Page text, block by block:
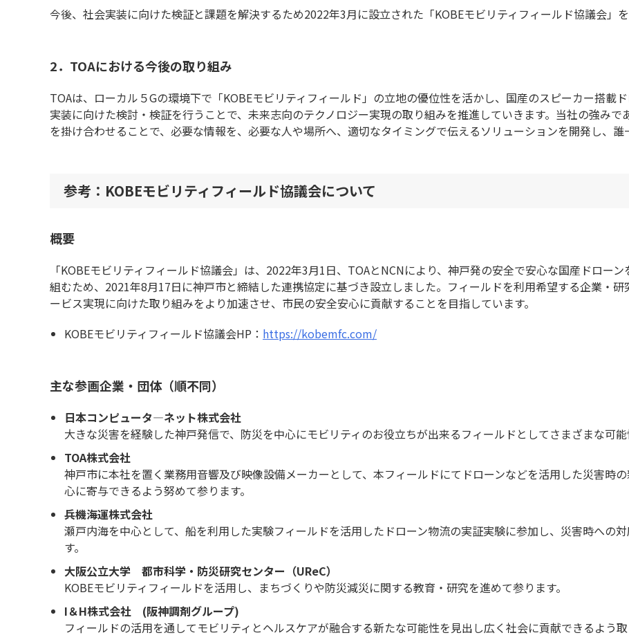
今後、社会実装に向けた検証と課題を解決するため2022年3月に設立された「KOBEモビリティフィールド協議会」を
2．TOAにおける今後の取り組み
TOAは、ローカル５Gの環境下で「KOBEモビリティフィールド」の立地の優位性を活かし、国産のスピーカー搭載
実装に向けた検討・検証を行うことで、未来志向のテクノロジー実現の取り組みを推進していきます。当社の強み
を掛け合わせることで、必要な情報を、必要な人や場所へ、適切なタイミングで伝えるソリューションを開発し、誰
参考：KOBEモビリティフィールド協議会について
概要
「KOBEモビリティフィールド協議会」は、2022年3月1日、TOAとNCNにより、神戸発の安全で安心な国産ドロー
組むため、2021年8月17日に神戸市と締結した連携協定に基づき設立しました。フィールドを利用希望する企業・
ービス実現に向けた取り組みをより加速させ、市民の安全安心に貢献することを目指しています。
KOBEモビリティフィールド協議会HP： https://kobemfc.com/
主な参画企業・団体（順不同）
日本コンピュータ―ネット株式会社
大きな災害を経験した神戸発信で、防災を中心にモビリティのお役立ちが出来るフィールドとしてさまざまな可
TOA株式会社
神戸市に本社を置く業務用音響及び映像設備メーカーとして、本フィールドにてドローンなどを活用した災害時
心に寄与できるよう努めて参ります。
兵機海運株式会社
瀬戸内海を中心として、船を利用した実験フィールドを活用したドローン物流の実証実験に参加し、災害時への
す。
大阪公立大学 都市科学・防災研究センター（UReC）
KOBEモビリティフィールドを活用し、まちづくりや防災減災に関する教育・研究を進めて参ります。
I＆H株式会社 (阪神調剤グループ)
フィールドの活用を通してモビリティとヘルスケアが融合する新たな可能性を見出し広く社会に貢献できるよう取